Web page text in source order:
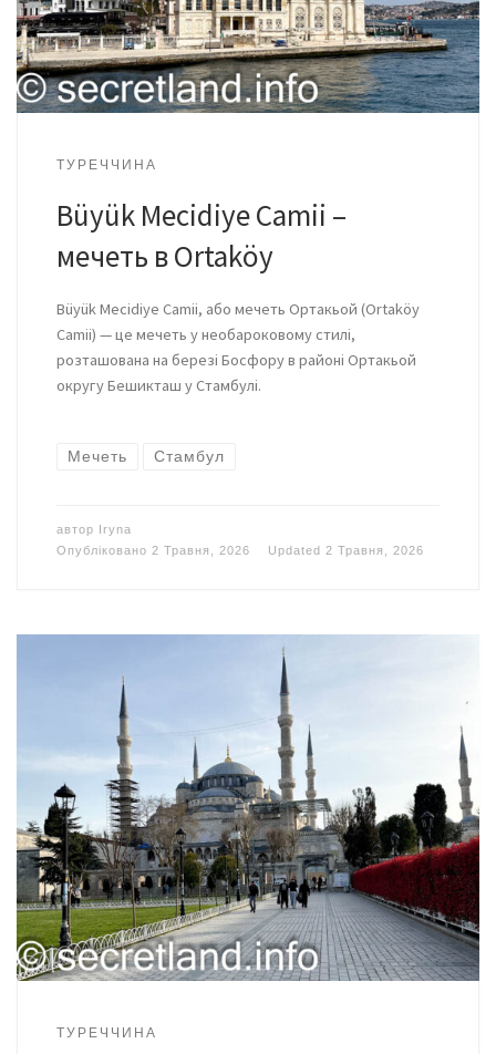
ТУРЕЧЧИНА
Büyük Mecidiye Camii –
мечеть в Ortaköy
Büyük Mecidiye Camii, або мечеть Ортакьой (Ortaköy
Camii) — це мечеть у необароковому стилі,
розташована на березі Босфору в районі Ортакьой
округу Бешикташ у Стамбулі.
Мечеть Стамбул
автор
Iryna
Опубліковано 2 Травня, 2026 Updated 2 Травня, 2026
ТУРЕЧЧИНА